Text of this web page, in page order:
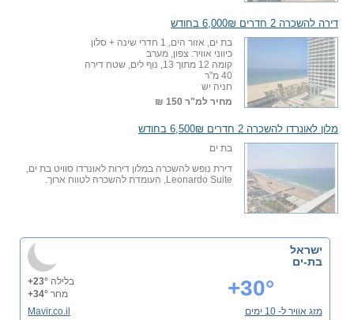
דירה להשכרה 2 חדרים 6,000₪ בחודש
בת ים, אזור הים, 1 חדרי שינה + סלון
כיווני אוויר: צפון, מערב
קומה 12 מתוך 13, נוף לים, שטח דירה
40 מ"ר
חניה יש
מחיר למ"ר 150 ₪
מלון לאונרדו להשכרה 2 חדרים 6,500₪ בחודש
בת ים
דירת נופש להשכרה במלון דירות לאונרדו סוויט בת ים,
Leonardo Suite, העומדת להשכרה לטווח ארוך.
ישראל
בת-ים
+30° בלילה +23°
מחר +34°
מזג אוויר ל- 10 ימים
Mavir.co.il